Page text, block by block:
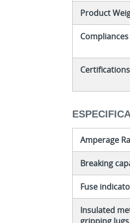
Product
Compliances
Certifications
Amperage
Breaking
Fuse
Insulated